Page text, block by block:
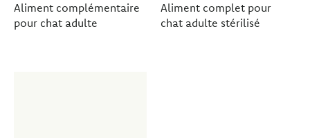
Aliment complémentaire
pour chat adulte
Aliment complet pour
chat adulte stérilisé